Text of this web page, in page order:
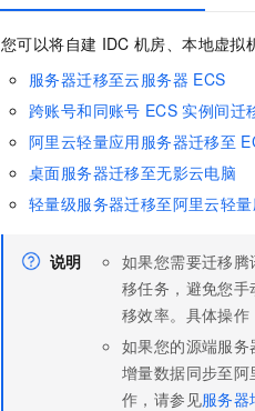
您可以将自建 IDC 机房、本地虚拟
服务器迁移至云服务器 ECS
跨账号和同账号 ECS 实例间迁
阿里云轻量应用服务器迁移至
桌面服务器迁移至无影云电脑
轻量级服务器迁移至阿里云轻
说明
如果您需要迁移
移任务，避免您
移效率。具体操作
如果您的源端服
增量数据同步至
作，请参见服务器